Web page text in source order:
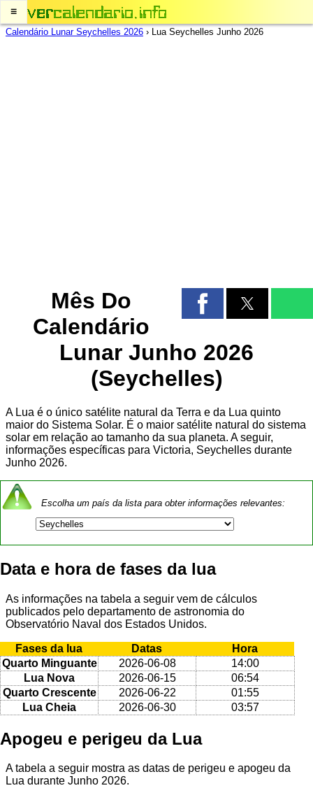
≡
Calendário Lunar Seychelles 2026 › Lua Seychelles Junho 2026
Mês Do
Calendário
Lunar Junho 2026
(Seychelles)
A Lua é o único satélite natural da Terra e da Lua quinto
maior do Sistema Solar. É o maior satélite natural do sistema
solar em relação ao tamanho da sua planeta. A seguir,
informações específicas para Victoria, Seychelles durante
Junho 2026.
Escolha um país da lista para obter informações relevantes:
Data e hora de fases da lua
As informações na tabela a seguir vem de cálculos
publicados pelo departamento de astronomia do
Observatório Naval dos Estados Unidos.
Fases da lua Datas
Hora
Quarto Minguante
2026-06-08
14:00
Lua Nova
2026-06-15
06:54
Quarto Crescente
2026-06-22
01:55
Lua Cheia
2026-06-30 03:57
Apogeu e perigeu da Lua
A tabela a seguir mostra as datas de perigeu e apogeu da
Lua durante Junho 2026.